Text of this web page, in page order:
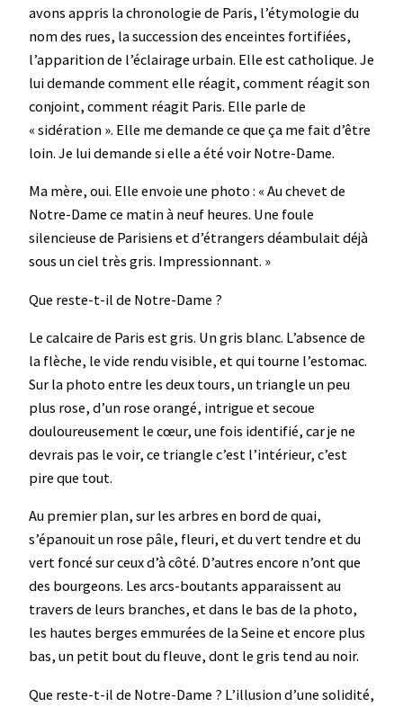
avons appris la chronologie de Paris, l’étymologie du
nom des rues, la succession des enceintes fortifiées,
l’apparition de l’éclairage urbain. Elle est catholique. Je
lui demande comment elle réagit, comment réagit son
conjoint, comment réagit Paris. Elle parle de
« sidération ». Elle me demande ce que ça me fait d’être
loin. Je lui demande si elle a été voir Notre-Dame.
Ma mère, oui. Elle envoie une photo : « Au chevet de
Notre-Dame ce matin à neuf heures. Une foule
silencieuse de Parisiens et d’étrangers déambulait déjà
sous un ciel très gris. Impressionnant. »
Que reste-t-il de Notre-Dame ?
Le calcaire de Paris est gris. Un gris blanc. L’absence de
la flèche, le vide rendu visible, et qui tourne l’estomac.
Sur la photo entre les deux tours, un triangle un peu
plus rose, d’un rose orangé, intrigue et secoue
douloureusement le cœur, une fois identifié, car je ne
devrais pas le voir, ce triangle c’est l’intérieur, c’est
pire que tout.
Au premier plan, sur les arbres en bord de quai,
s’épanouit un rose pâle, fleuri, et du vert tendre et du
vert foncé sur ceux d’à côté. D’autres encore n’ont que
des bourgeons. Les arcs-boutants apparaissent au
travers de leurs branches, et dans le bas de la photo,
les hautes berges emmurées de la Seine et encore plus
bas, un petit bout du fleuve, dont le gris tend au noir.
Que reste-t-il de Notre-Dame ? L’illusion d’une solidité,